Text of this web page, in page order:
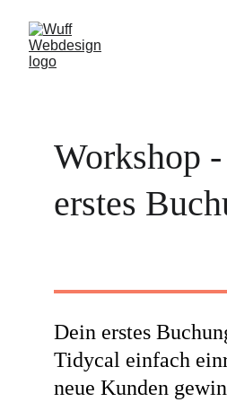
Workshop
erstes
Dein erstes
Tidycal einfach
neue Kunden